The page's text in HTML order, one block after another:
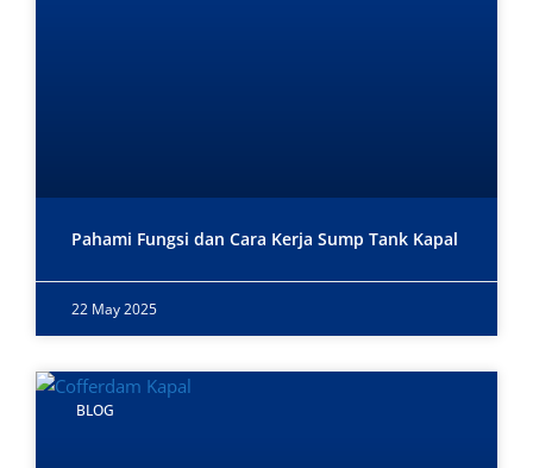
Pahami Fungsi dan Cara Kerja Sump Tank Kapal
22 May 2025
BLOG